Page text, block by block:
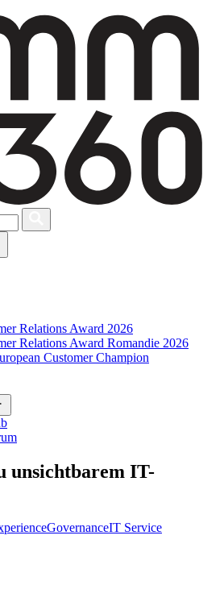
Relations Award 2026
Relations Award Romandie 2026
Customer Champion
menu
unsichtbarem IT-
GovernanceIT Service